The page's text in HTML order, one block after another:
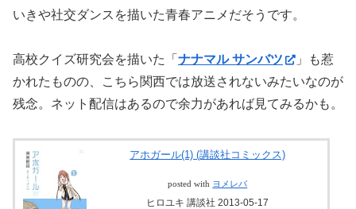
いきや社交ダンスを描いた青春アニメだそうです。
高校クイズ研究会を描いた「 ナナマル サンバツ
」も惹
かれたものの、こちら関西では放送されないみたいなのが
残念。ネット配信はあるので余力があれば見てみるかも。
アホガール(1) (講談社コミックス)
posted with ヨメレバ
ヒロユキ 講談社 2013-05-17